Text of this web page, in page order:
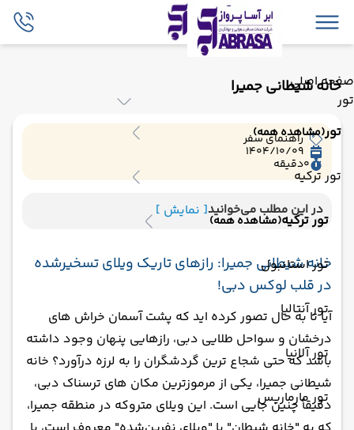
صفحه اصلی
تور
تور(مشاهده همه)
تور ترکیه
تور ترکیه(مشاهده همه)
تور استانبول
تور آنتالیا
تور آلانیا
تور مارماریس
خانه شیطانی جمیرا
راهنمای سفر
1404/10/09
0دقیقه
در این مطلب می‌خوانید[ نمایش ]
خانه شیطانی جمیرا: رازهای تاریک ویلای تسخیرشده
در قلب لوکس دبی!
آیا تا به حال تصور کرده‌ اید که پشت آسمان‌ خراش‌ های
درخشان و سواحل طلایی دبی، رازهایی پنهان وجود داشته
باشد که حتی شجاع‌ ترین گردشگران را به لرزه درآورد؟ خانه
شیطانی جمیرا، یکی از مرموزترین مکان‌ های ترسناک دبی،
دقیقاً چنین جایی است. این ویلای متروکه در منطقه جمیرا،